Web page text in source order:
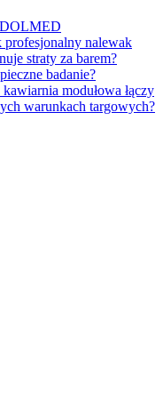
DOLMED
nalewak
straty za barem?
badanie?
modułowa łączy
warunkach targowych?